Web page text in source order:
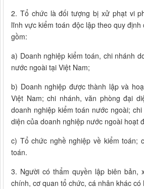
2. Tổ chức là đối tượng bị xử phạt vi
lĩnh vực kiểm toán độc lập theo quy định
gồm:
a) Doanh nghiệp kiểm toán, chi nhánh
nước ngoài tại Việt Nam;
b) Doanh nghiệp được thành lập và
Việt Nam; chi nhánh, văn phòng đại
doanh nghiệp kiểm toán nước ngoài;
diện của doanh nghiệp nước ngoài hoạt
c) Tổ chức nghề nghiệp về kiểm toán;
toán.
3. Người có thẩm quyền lập biên bản,
chính, cơ quan tổ chức, cá nhân khác có